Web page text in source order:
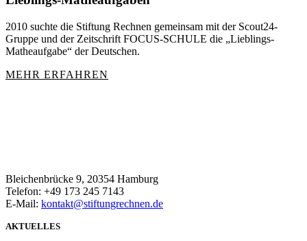
2010 suchte die Stiftung Rechnen gemeinsam mit der Scout24-
Gruppe und der Zeitschrift FOCUS-SCHULE die „Lieblings-
Matheaufgabe“ der Deutschen.
MEHR ERFAHREN
Bleichenbrücke 9, 20354 Hamburg
Telefon: +49 173 245 7143
E-Mail: kontakt@stiftungrechnen.de
AKTUELLES